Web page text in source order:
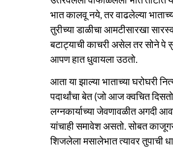
भात कालवू नये, तर वाढलेल्या
तुरीच्या डाळीचा आमटीसारखा
बटाट्याची काचरी असेल तर सोने
आपण हात धुवायला उठतो.
आता या झाल्या भाताच्या घरोघरी
पदार्थांचा बेत (जो आज क्वचित
लग्नकार्याच्या जेवणावळीत अगदी
यांचाही समावेश असतो. सोबत
शिजलेला मसालेभात त्यावर तुपाची